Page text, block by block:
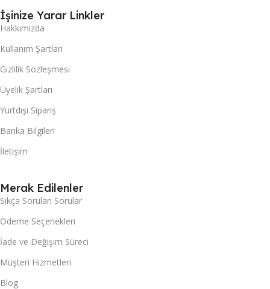
İşinize Yarar Linkler
Hakkımızda
Kullanım Şartları
Gizlilik Sözleşmesi
Üyelik Şartları
Yurtdışı Sipariş
Banka Bilgileri
İletişim
Merak Edilenler
Sıkça Sorulan Sorular
Ödeme Seçenekleri
İade ve Değişim Süreci
Müşteri Hizmetleri
Blog